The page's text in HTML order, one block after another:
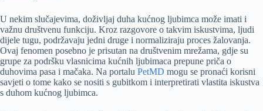
U nekim slučajevima, doživljaj duha kućnog ljubimca može imati i
važnu društvenu funkciju. Kroz razgovore o takvim iskustvima, ljudi
dijele tugu, podržavaju jedni druge i normaliziraju proces žalovanja.
Ovaj fenomen posebno je prisutan na društvenim mrežama, gdje su
grupe za podršku vlasnicima kućnih ljubimaca prepune priča o
duhovima pasa i mačaka. Na portalu PetMD mogu se pronaći korisni
savjeti o tome kako se nositi s gubitkom i interpretirati vlastita iskustva
s duhom kućnog ljubimca.